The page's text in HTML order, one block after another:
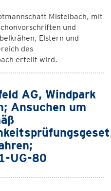
Mistelbach, mit
und
Elstern und
des
erteilt wird.
AG, Windpark
Ansuchen um
UG-80